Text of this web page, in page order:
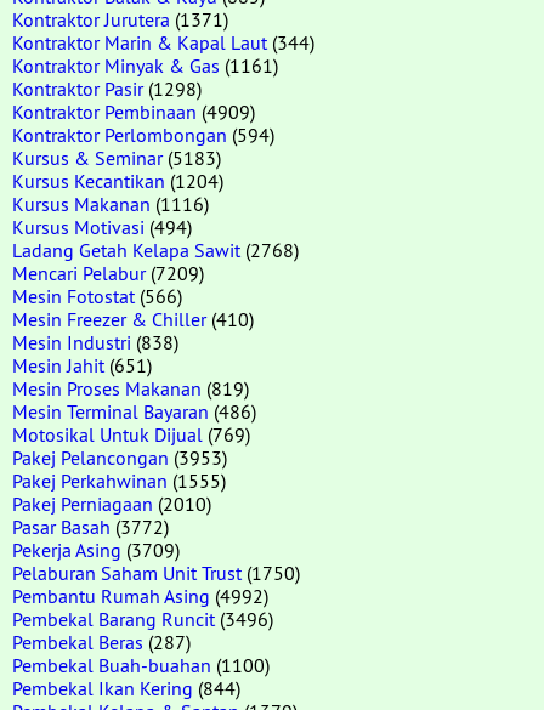
Kontraktor Jurutera (1371)
Kontraktor Marin & Kapal Laut (344)
Kontraktor Minyak & Gas (1161)
Kontraktor Pasir(1298)
Kontraktor Pembinaan (4909)
Kontraktor Perlombongan (594)
Kursus & Seminar(5183)
Kursus Kecantikan (1204)
Kursus Makanan (1116)
Kursus Motivasi (494)
Ladang Getah Kelapa Sawit (2768)
Mencari Pelabur(7209)
Mesin Fotostat (566)
Mesin Freezer & Chiller(410)
Mesin Industri (838)
Mesin Jahit (651)
Mesin Proses Makanan (819)
Mesin Terminal Bayaran (486)
Motosikal Untuk Dijual (769)
Pakej Pelancongan (3953)
Pakej Perkahwinan (1555)
Pakej Perniagaan (2010)
Pasar Basah (3772)
Pekerja Asing (3709)
Pelaburan Saham Unit Trust (1750)
Pembantu Rumah Asing (4992)
Pembekal Barang Runcit (3496)
Pembekal Beras (287)
Pembekal Buah-buahan (1100)
Pembekal Ikan Kering (844)